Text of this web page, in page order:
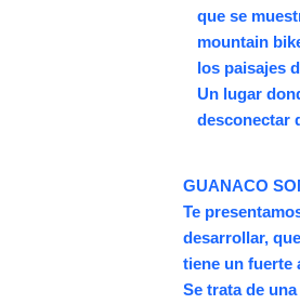
que se
mountain
los paisajes
Un lugar
desconectar
GUANACO
Te
desarrollar,
tiene un fuerte
Se trata de